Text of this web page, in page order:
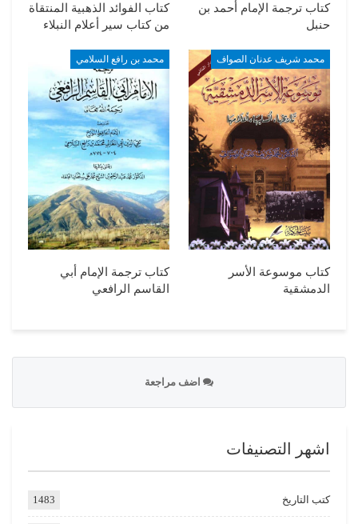
كتاب ترجمة الإمام أحمد بن
حنبل
كتاب الفوائد الذهبية المنتقاة
من كتاب سير أعلام النبلاء
محمد شريف عدنان الصواف
كتاب موسوعة الأسر
الدمشقية
محمد بن رافع السلامي
كتاب ترجمة الإمام أبي
القاسم الرافعي
اضف مراجعة
اشهر التصنيفات
كتب التاريخ 1483